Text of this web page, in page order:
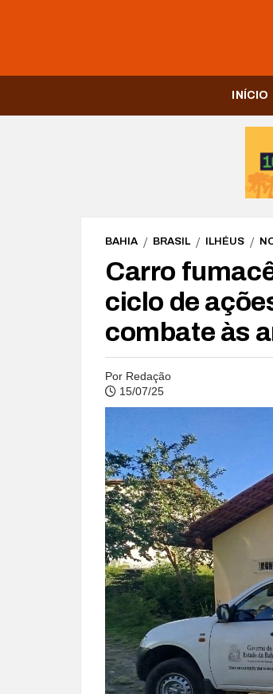
INÍCIO
BAHIA BRASIL ILHÉUS
Carro
ciclo de
combate às
Por Redação
15/07/25